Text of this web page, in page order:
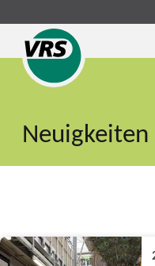
Neuigkeiten